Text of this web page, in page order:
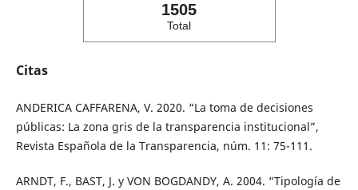
1505
Total
Citas
ANDERICA CAFFARENA, V. 2020. “La toma de decisiones
públicas: La zona gris de la transparencia institucional”,
Revista Española de la Transparencia, núm. 11: 75-111.
ARNDT, F., BAST, J. y VON BOGDANDY, A. 2004. “Tipología de